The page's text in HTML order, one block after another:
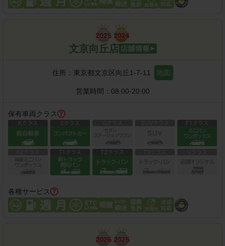
文京向丘店
住所： 東京都文京区向丘1-7-11 地図
営業時間： 08:00-20:00
保有車両クラス
各種サービス